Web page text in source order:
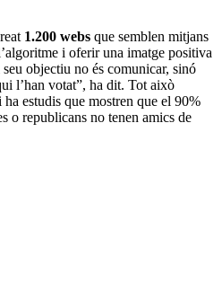
1.200 webs que semblen mitjans
i oferir una imatge positiva
objectiu no és comunicar, sinó
l’han votat”, ha dit. Tot això
estudis que mostren que el 90%
o republicans no tenen amics de